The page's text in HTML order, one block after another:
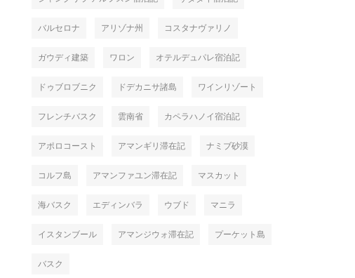
バルセロナ アリゾナ州 コスタナヴァリノ
ガウディ建築 ワロン オテルデュパレ宿泊記
ドゥブロブニク ドデカニサ諸島 ワインリゾート
フレンチバスク 雲南省 カペラハノイ宿泊記
アポロコースト アマンギリ滞在記 ナミブ砂漠
コルフ島 アマンファユン滞在記 マスカット
海バスク エディンバラ ウブド マニラ
イスタンブール アマンジウォ滞在記 プーケット島
バスク